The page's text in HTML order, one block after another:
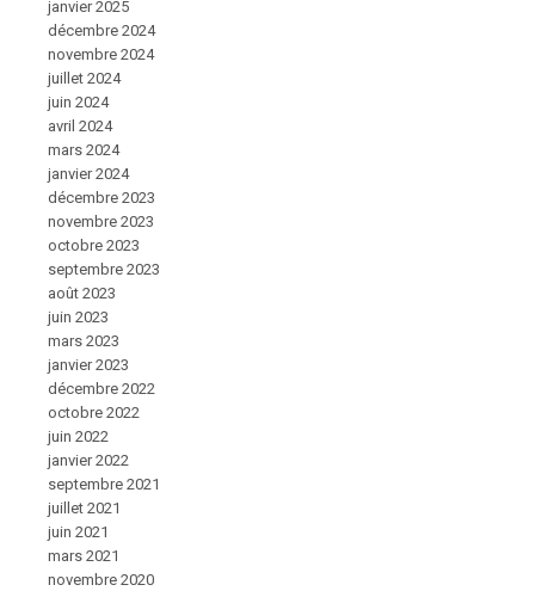
janvier 2025
décembre 2024
novembre 2024
juillet 2024
juin 2024
avril 2024
mars 2024
janvier 2024
décembre 2023
novembre 2023
octobre 2023
septembre 2023
août 2023
juin 2023
mars 2023
janvier 2023
décembre 2022
octobre 2022
juin 2022
janvier 2022
septembre 2021
juillet 2021
juin 2021
mars 2021
novembre 2020